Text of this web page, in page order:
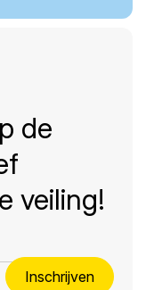
de
veiling!
Inschrijven